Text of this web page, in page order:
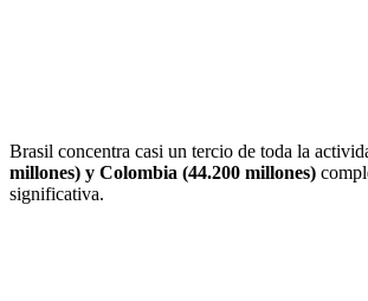
Brasil concentra casi un tercio de toda la
millones) y Colombia (44.200 millones)
significativa.